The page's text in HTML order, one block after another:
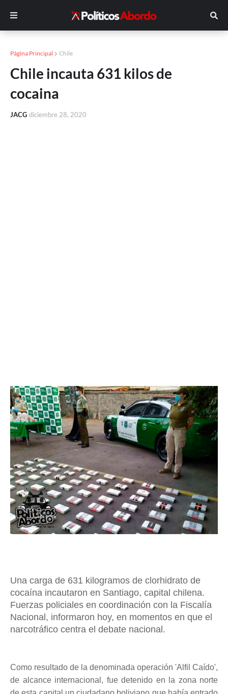
Página Principal Chile
Chile incauta 631 kilos de
cocaina
JACG diciembre 28, 2020
Una carga de 631 kilogramos de clorhidrato de
cocaína incautaron en Santiago, capital chilena.
Fuerzas policiales en coordinación con la Fiscalía
Nacional, informaron hoy, en momentos en que el
narcotráfico centra el debate nacional.
Como resultado de la denominada operación 'Alfil Caído',
de alcance internacional, fue detenido en la zona norte